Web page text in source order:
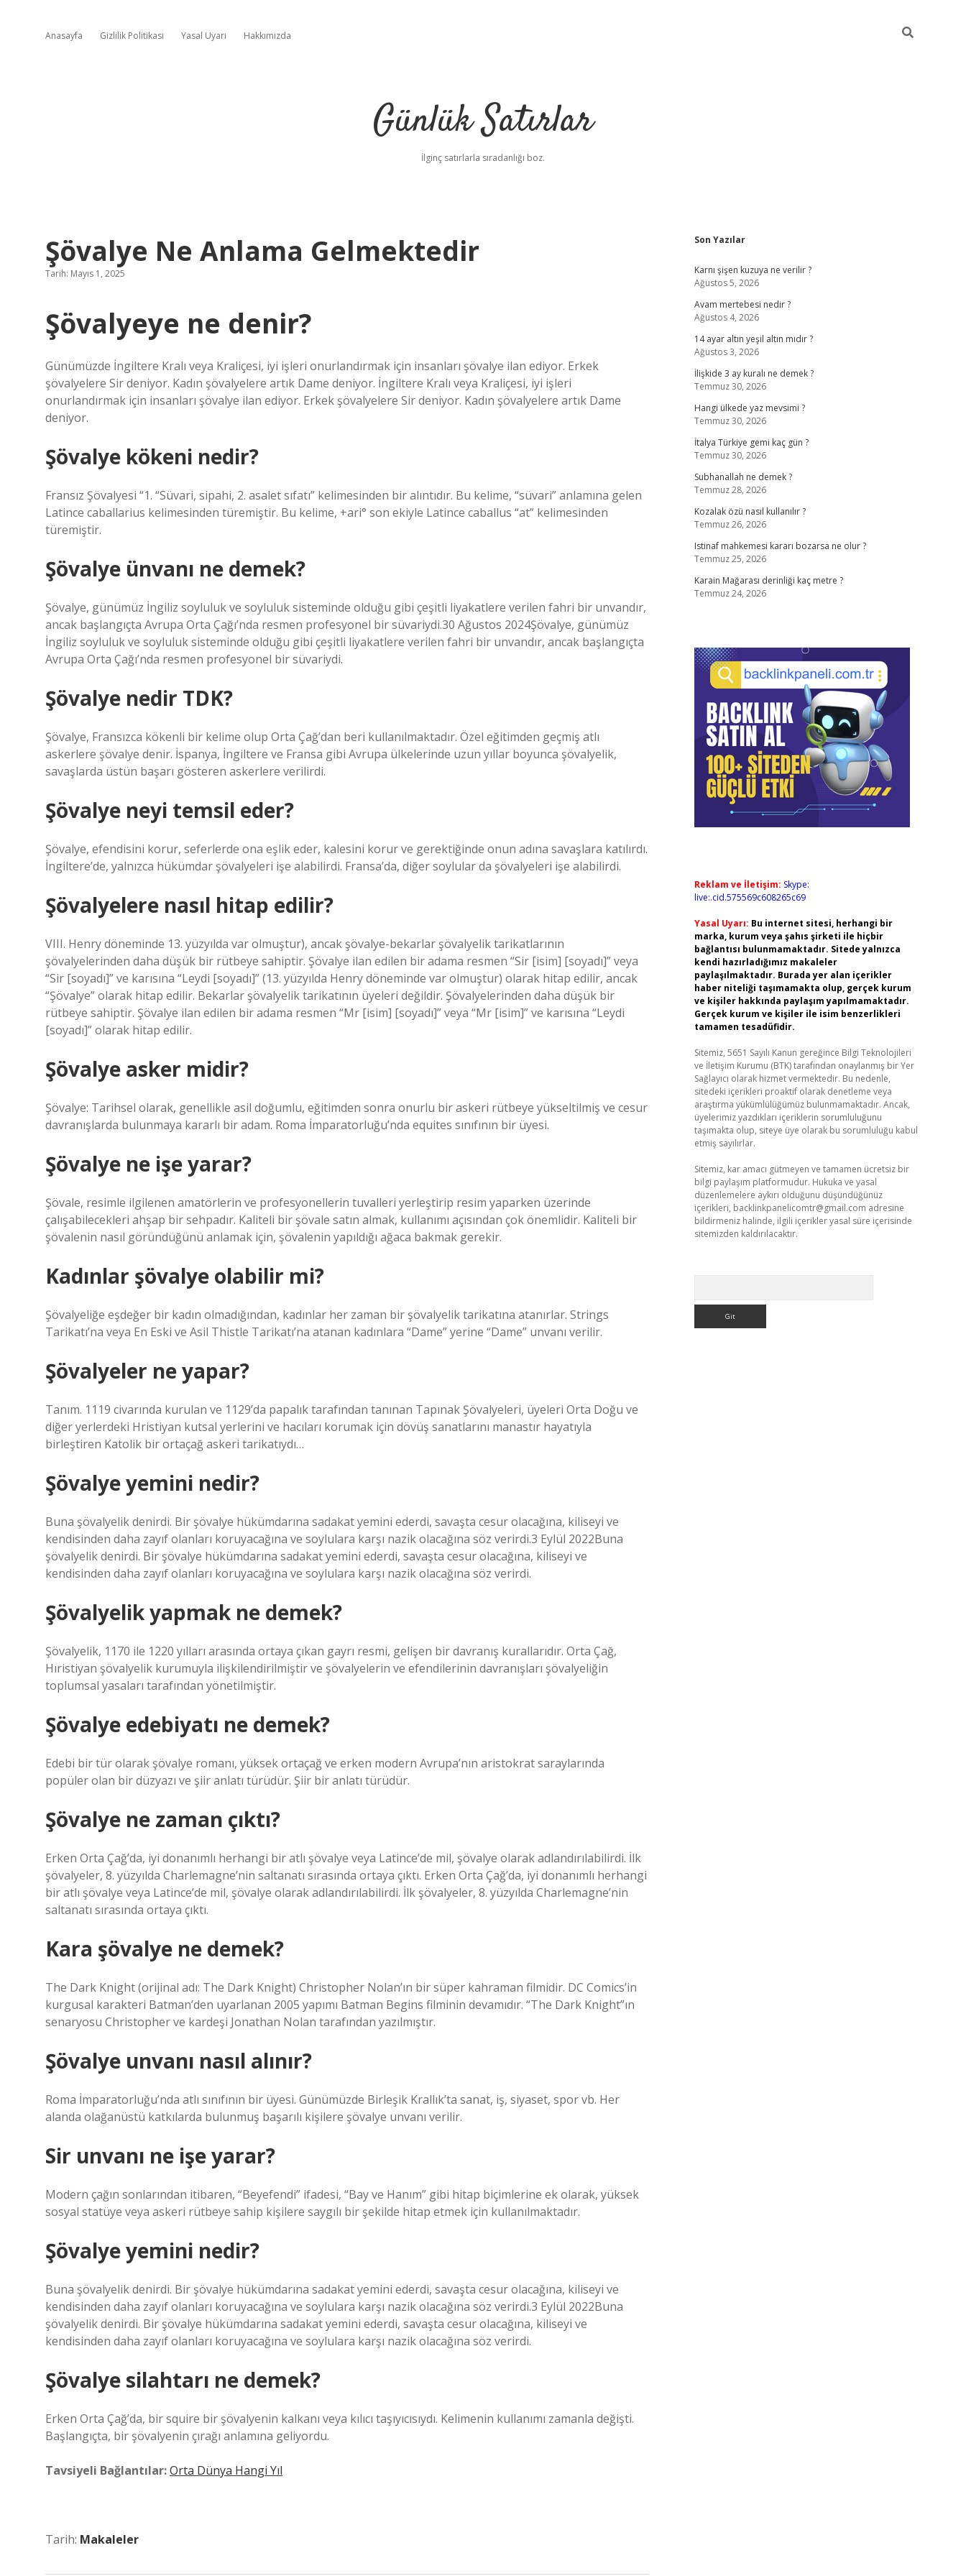
Anasayfa Gizlilik Politikası Yasal Uyarı Hakkımızda
Günlük Satırlar
İlginç satırlarla sıradanlığı boz.
Şövalye Ne Anlama Gelmektedir
Tarih: Mayıs 1, 2025
Şövalyeye ne denir?
Günümüzde İngiltere Kralı veya Kraliçesi, iyi işleri onurlandırmak için insanları şövalye ilan ediyor. Erkek
şövalyelere Sir deniyor. Kadın şövalyelere artık Dame deniyor. İngiltere Kralı veya Kraliçesi, iyi işleri
onurlandırmak için insanları şövalye ilan ediyor. Erkek şövalyelere Sir deniyor. Kadın şövalyelere artık Dame
deniyor.
Şövalye kökeni nedir?
Fransız Şövalyesi “1. “Süvari, sipahi, 2. asalet sıfatı” kelimesinden bir alıntıdır. Bu kelime, “süvari” anlamına gelen
Latince caballarius kelimesinden türemiştir. Bu kelime, +ari° son ekiyle Latince caballus “at” kelimesinden
türemiştir.
Şövalye ünvanı ne demek?
Şövalye, günümüz İngiliz soyluluk ve soyluluk sisteminde olduğu gibi çeşitli liyakatlere verilen fahri bir unvandır,
ancak başlangıçta Avrupa Orta Çağı’nda resmen profesyonel bir süvariydi.30 Ağustos 2024Şövalye, günümüz
İngiliz soyluluk ve soyluluk sisteminde olduğu gibi çeşitli liyakatlere verilen fahri bir unvandır, ancak başlangıçta
Avrupa Orta Çağı’nda resmen profesyonel bir süvariydi.
Şövalye nedir TDK?
Şövalye, Fransızca kökenli bir kelime olup Orta Çağ’dan beri kullanılmaktadır. Özel eğitimden geçmiş atlı
askerlere şövalye denir. İspanya, İngiltere ve Fransa gibi Avrupa ülkelerinde uzun yıllar boyunca şövalyelik,
savaşlarda üstün başarı gösteren askerlere verilirdi.
Şövalye neyi temsil eder?
Şövalye, efendisini korur, seferlerde ona eşlik eder, kalesini korur ve gerektiğinde onun adına savaşlara katılırdı.
İngiltere’de, yalnızca hükümdar şövalyeleri işe alabilirdi. Fransa’da, diğer soylular da şövalyeleri işe alabilirdi.
Şövalyelere nasıl hitap edilir?
VIII. Henry döneminde 13. yüzyılda var olmuştur), ancak şövalye-bekarlar şövalyelik tarikatlarının
şövalyelerinden daha düşük bir rütbeye sahiptir. Şövalye ilan edilen bir adama resmen “Sir [isim] [soyadı]” veya
“Sir [soyadı]” ve karısına “Leydi [soyadı]” (13. yüzyılda Henry döneminde var olmuştur) olarak hitap edilir, ancak
“Şövalye” olarak hitap edilir. Bekarlar şövalyelik tarikatının üyeleri değildir. Şövalyelerinden daha düşük bir
rütbeye sahiptir. Şövalye ilan edilen bir adama resmen “Mr [isim] [soyadı]” veya “Mr [isim]” ve karısına “Leydi
[soyadı]” olarak hitap edilir.
Şövalye asker midir?
Şövalye: Tarihsel olarak, genellikle asil doğumlu, eğitimden sonra onurlu bir askeri rütbeye yükseltilmiş ve cesur
davranışlarda bulunmaya kararlı bir adam. Roma İmparatorluğu’nda equites sınıfının bir üyesi.
Şövalye ne işe yarar?
Şövale, resimle ilgilenen amatörlerin ve profesyonellerin tuvalleri yerleştirip resim yaparken üzerinde
çalışabilecekleri ahşap bir sehpadır. Kaliteli bir şövale satın almak, kullanımı açısından çok önemlidir. Kaliteli bir
şövalenin nasıl göründüğünü anlamak için, şövalenin yapıldığı ağaca bakmak gerekir.
Kadınlar şövalye olabilir mi?
Şövalyeliğe eşdeğer bir kadın olmadığından, kadınlar her zaman bir şövalyelik tarikatına atanırlar. Strings
Tarikatı’na veya En Eski ve Asil Thistle Tarikatı’na atanan kadınlara “Dame” yerine “Dame” unvanı verilir.
Şövalyeler ne yapar?
Tanım. 1119 civarında kurulan ve 1129’da papalık tarafından tanınan Tapınak Şövalyeleri, üyeleri Orta Doğu ve
diğer yerlerdeki Hristiyan kutsal yerlerini ve hacıları korumak için dövüş sanatlarını manastır hayatıyla
birleştiren Katolik bir ortaçağ askeri tarikatıydı…
Şövalye yemini nedir?
Buna şövalyelik denirdi. Bir şövalye hükümdarına sadakat yemini ederdi, savaşta cesur olacağına, kiliseyi ve
kendisinden daha zayıf olanları koruyacağına ve soylulara karşı nazik olacağına söz verirdi.3 Eylül 2022Buna
şövalyelik denirdi. Bir şövalye hükümdarına sadakat yemini ederdi, savaşta cesur olacağına, kiliseyi ve
kendisinden daha zayıf olanları koruyacağına ve soylulara karşı nazik olacağına söz verirdi.
Şövalyelik yapmak ne demek?
Şövalyelik, 1170 ile 1220 yılları arasında ortaya çıkan gayrı resmi, gelişen bir davranış kurallarıdır. Orta Çağ,
Hıristiyan şövalyelik kurumuyla ilişkilendirilmiştir ve şövalyelerin ve efendilerinin davranışları şövalyeliğin
toplumsal yasaları tarafından yönetilmiştir.
Şövalye edebiyatı ne demek?
Edebi bir tür olarak şövalye romanı, yüksek ortaçağ ve erken modern Avrupa’nın aristokrat saraylarında
popüler olan bir düzyazı ve şiir anlatı türüdür. Şiir bir anlatı türüdür.
Şövalye ne zaman çıktı?
Erken Orta Çağ’da, iyi donanımlı herhangi bir atlı şövalye veya Latince’de mil, şövalye olarak adlandırılabilirdi. İlk
şövalyeler, 8. yüzyılda Charlemagne’nin saltanatı sırasında ortaya çıktı. Erken Orta Çağ’da, iyi donanımlı herhangi
bir atlı şövalye veya Latince’de mil, şövalye olarak adlandırılabilirdi. İlk şövalyeler, 8. yüzyılda Charlemagne’nin
saltanatı sırasında ortaya çıktı.
Kara şövalye ne demek?
The Dark Knight (orijinal adı: The Dark Knight) Christopher Nolan’ın bir süper kahraman filmidir. DC Comics’in
kurgusal karakteri Batman’den uyarlanan 2005 yapımı Batman Begins filminin devamıdır. “The Dark Knight”ın
senaryosu Christopher ve kardeşi Jonathan Nolan tarafından yazılmıştır.
Şövalye unvanı nasıl alınır?
Roma İmparatorluğu’nda atlı sınıfının bir üyesi. Günümüzde Birleşik Krallık’ta sanat, iş, siyaset, spor vb. Her
alanda olağanüstü katkılarda bulunmuş başarılı kişilere şövalye unvanı verilir.
Sir unvanı ne işe yarar?
Modern çağın sonlarından itibaren, “Beyefendi” ifadesi, “Bay ve Hanım” gibi hitap biçimlerine ek olarak, yüksek
sosyal statüye veya askeri rütbeye sahip kişilere saygılı bir şekilde hitap etmek için kullanılmaktadır.
Şövalye yemini nedir?
Buna şövalyelik denirdi. Bir şövalye hükümdarına sadakat yemini ederdi, savaşta cesur olacağına, kiliseyi ve
kendisinden daha zayıf olanları koruyacağına ve soylulara karşı nazik olacağına söz verirdi.3 Eylül 2022Buna
şövalyelik denirdi. Bir şövalye hükümdarına sadakat yemini ederdi, savaşta cesur olacağına, kiliseyi ve
kendisinden daha zayıf olanları koruyacağına ve soylulara karşı nazik olacağına söz verirdi.
Şövalye silahtarı ne demek?
Erken Orta Çağ’da, bir squire bir şövalyenin kalkanı veya kılıcı taşıyıcısıydı. Kelimenin kullanımı zamanla değişti.
Başlangıçta, bir şövalyenin çırağı anlamına geliyordu.
Tavsiyeli Bağlantılar:Orta Dünya Hangi Yıl
Tarih: Makaleler
Sidebar
Son Yazılar
Karnı şişen kuzuya ne verilir ?
Ağustos 5, 2026
Avam mertebesi nedir ?
Ağustos 4, 2026
14 ayar altın yeşil altın mıdır ?
Ağustos 3, 2026
İlişkide 3 ay kuralı ne demek ?
Temmuz 30, 2026
Hangi ülkede yaz mevsimi ?
Temmuz 30, 2026
İtalya Türkiye gemi kaç gün ?
Temmuz 30, 2026
Subhanallah ne demek ?
Temmuz 28, 2026
Kozalak özü nasıl kullanılır ?
Temmuz 26, 2026
Istinaf mahkemesi kararı bozarsa ne olur ?
Temmuz 25, 2026
Karain Mağarası derinliği kaç metre ?
Temmuz 24, 2026
Reklam ve İletişim: Skype:
live:.cid.575569c608265c69
Yasal Uyarı: Bu internet sitesi, herhangi bir
marka, kurum veya şahıs şirketi ile hiçbir
bağlantısı bulunmamaktadır. Sitede yalnızca
kendi hazırladığımız makaleler
paylaşılmaktadır. Burada yer alan içerikler
haber niteliği taşımamakta olup, gerçek kurum
ve kişiler hakkında paylaşım yapılmamaktadır.
Gerçek kurum ve kişiler ile isim benzerlikleri
tamamen tesadüfidir.
Sitemiz, 5651 Sayılı Kanun gereğince Bilgi Teknolojileri
ve İletişim Kurumu (BTK) tarafından onaylanmış bir Yer
Sağlayıcı olarak hizmet vermektedir. Bu nedenle,
sitedeki içerikleri proaktif olarak denetleme veya
araştırma yükümlülüğümüz bulunmamaktadır. Ancak,
üyelerimiz yazdıkları içeriklerin sorumluluğunu
taşımakta olup, siteye üye olarak bu sorumluluğu kabul
etmiş sayılırlar.
Sitemiz, kar amacı gütmeyen ve tamamen ücretsiz bir
bilgi paylaşım platformudur. Hukuka ve yasal
düzenlemelere aykırı olduğunu düşündüğünüz
içerikleri, backlinkpanelicomtr@gmail.com adresine
bildirmeniz halinde, ilgili içerikler yasal süre içerisinde
sitemizden kaldırılacaktır.